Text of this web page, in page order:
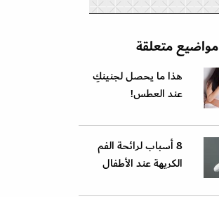
مواضيع متعلقة
هذا ما يحصل لجنينكِ
عند العطس!
8 أسباب لرائحة الفم
الكريهة عند الأطفال